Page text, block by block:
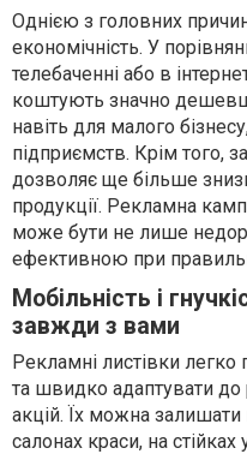
Однією з головних
економічність. У
телебаченні або в
коштують значно
навіть для малого
підприємств. Крім того,
дозволяє ще більше
продукції. Рекламна
може бути не лише
ефективною при
Мобільність і
завжди з вами
Рекламні листівки
та швидко адаптувати до
акцій. Їх можна залишати
салонах краси, на